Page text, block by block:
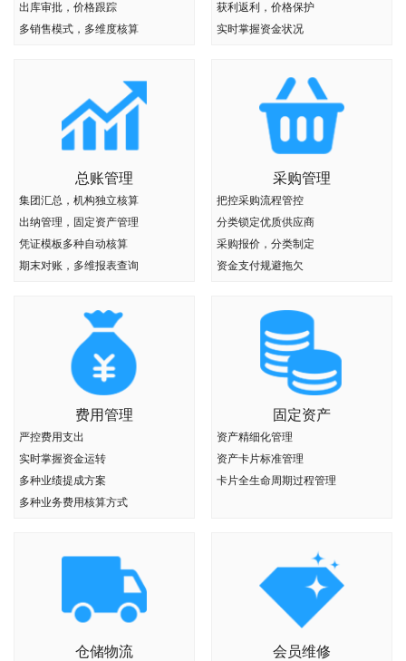
出库审批，价格跟踪
多销售模式，多维度核算
获利返利，价格保护
实时掌握资金状况
总账管理
集团汇总，机构独立核算
出纳管理，固定资产管理
凭证模板多种自动核算
期末对账，多维报表查询
采购管理
把控采购流程管控
分类锁定优质供应商
采购报价，分类制定
资金支付规避拖欠
费用管理
严控费用支出
实时掌握资金运转
多种业绩提成方案
多种业务费用核算方式
固定资产
资产精细化管理
资产卡片标准管理
卡片全生命周期过程管理
仓储物流 会员维修